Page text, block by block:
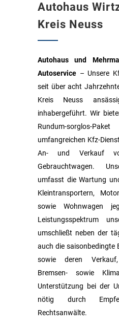
Autohaus
Kreis Neuss
Autohaus und
Autoservice – Unsere
seit über acht
Kreis Neuss
inhabergeführt. Wir
Rundum-sorglos-
umfangreichen Kfz-
An- und Verkauf
Gebrauchtwagen.
umfasst die Wartung
Kleintransportern,
sowie Wohnwagen
Leistungsspektrum
umschließt neben der
auch die saisonbedingte
sowie deren Verkauf,
Bremsen- sowie
Unterstützung bei der
nötig durch
Rechtsanwälte.